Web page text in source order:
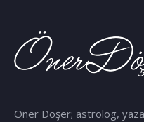
Öner Döşer; astrolog,